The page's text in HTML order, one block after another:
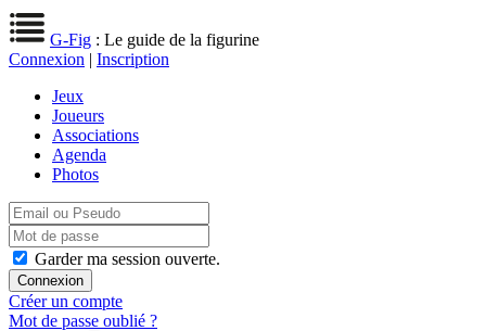
G-Fig : Le guide de la figurine
Connexion | Inscription
Jeux
Joueurs
Associations
Agenda
Photos
Garder ma session ouverte.
Créer un compte
Mot de passe oublié ?